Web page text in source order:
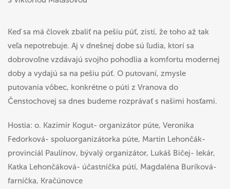
Keď sa má človek zbaliť na pešiu púť, zistí, že toho až tak
veľa nepotrebuje. Aj v dnešnej dobe sú ľudia, ktorí sa
dobrovoľne vzdávajú svojho pohodlia a komfortu modernej
doby a vydajú sa na pešiu púť. O putovaní, zmysle
putovania vôbec, konkrétne o púti z Vranova do
Čenstochovej sa dnes budeme rozprávať s našimi hosťami.
Hostia: o. Kazimír Kogut- organizátor púte, Veronika
Fedorková- spoluorganizátorka púte, Martin Lehončák-
provinciál Paulínov, bývalý organizátor, Lukáš Bičej- lekár,
Katka Lehončáková- účastníčka pútí, Magdaléna Buríková-
farníčka, Kračúnovce